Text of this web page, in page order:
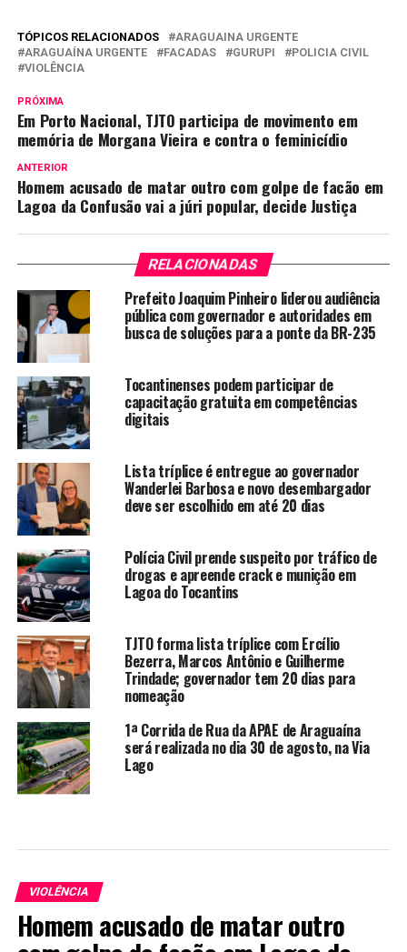
TÓPICOS RELACIONADOS
ARAGUAINA URGENTE
ARAGUAÍNA URGENTE
FACADAS GURUPI
POLICIA CIVIL
VIOLÊNCIA
PRÓXIMA
Em Porto Nacional, TJTO participa de movimento em
memória de Morgana Vieira e contra o feminicídio
ANTERIOR
Homem acusado de matar outro com golpe de facão em
Lagoa da Confusão vai a júri popular, decide Justiça
RELACIONADAS
Prefeito Joaquim Pinheiro liderou audiência
pública com governador e autoridades em
busca de soluções para a ponte da BR-235
Tocantinenses podem participar de
capacitação gratuita em competências
digitais
Lista tríplice é entregue ao governador
Wanderlei Barbosa e novo desembargador
deve ser escolhido em até 20 dias
Polícia Civil prende suspeito por tráfico de
drogas e apreende crack e munição em
Lagoa do Tocantins
TJTO forma lista tríplice com Ercílio
Bezerra, Marcos Antônio e Guilherme
Trindade; governador tem 20 dias para
nomeação
1ª Corrida de Rua da APAE de Araguaína
será realizada no dia 30 de agosto, na Via
Lago
VIOLÊNCIA
Homem acusado de matar outro